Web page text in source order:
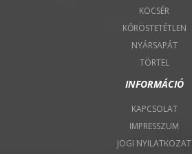
KOCSÉR
KŐRÖSTETÉTLEN
NYÁRSAPÁT
TÖRTEL
INFORMÁCIÓ
KAPCSOLAT
IMPRESSZUM
JOGI NYILATKOZAT